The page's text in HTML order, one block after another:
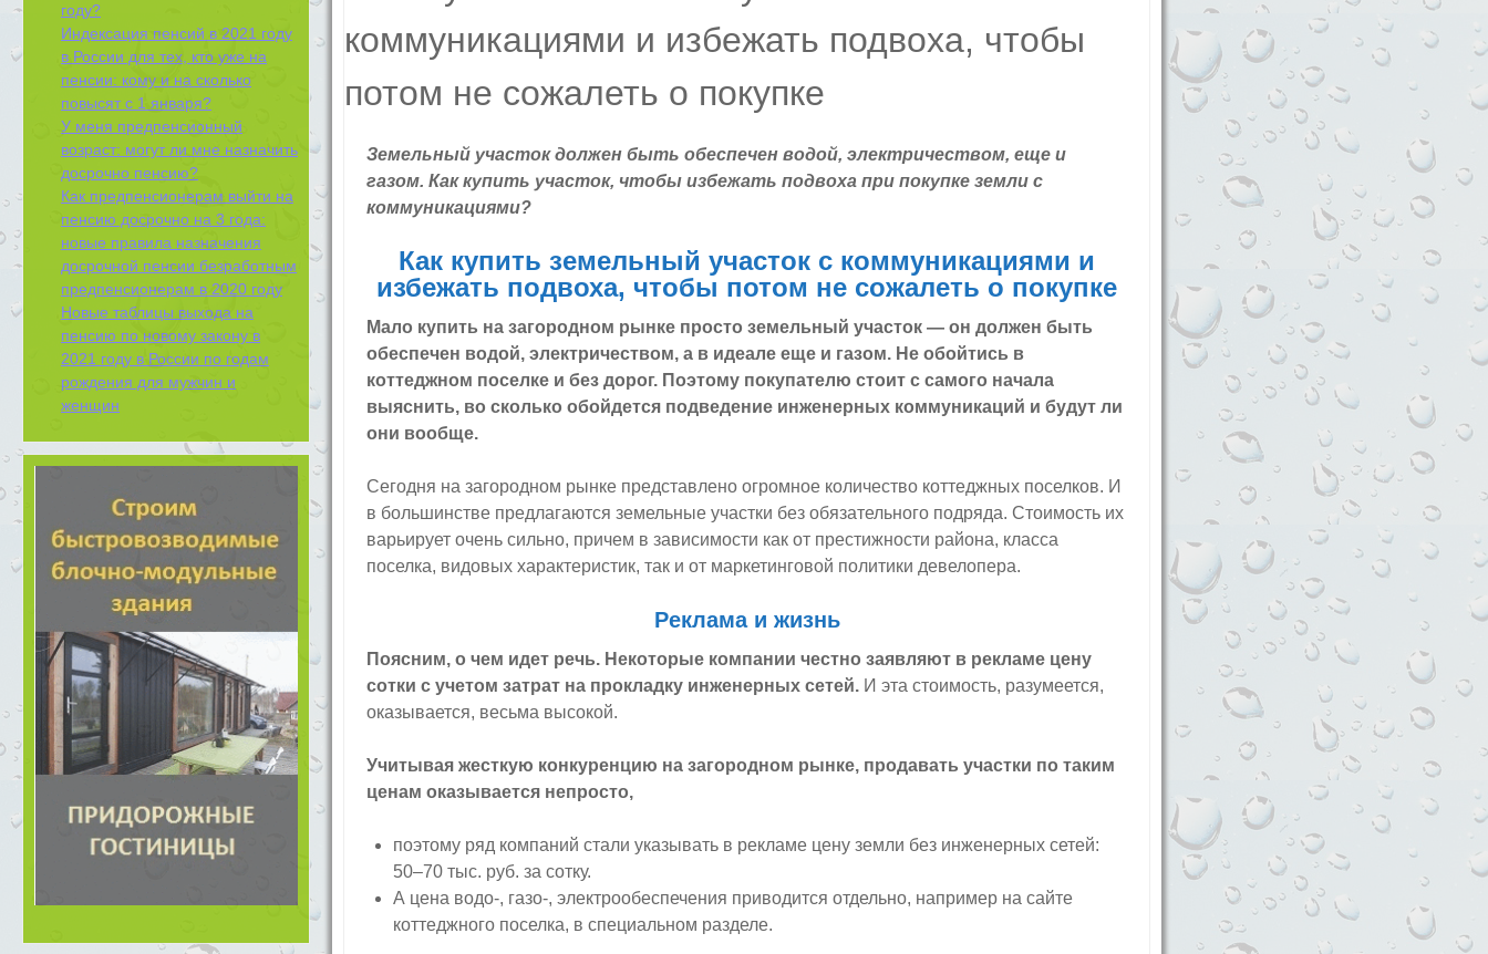
году?
Индексация пенсий в 2021 году
в России для тех, кто уже на
пенсии: кому и на сколько
повысят с 1 января?
У меня предпенсионный
возраст: могут ли мне назначить
досрочно пенсию?
Как предпенсионерам выйти на
пенсию досрочно на 3 года:
новые правила назначения
досрочной пенсии безработным
предпенсионерам в 2020 году
Новые таблицы выхода на
пенсию по новому закону в
2021 году в России по годам
рождения для мужчин и
женщин
Земельный участок должен быть обеспечен водой, электричеством, еще и
газом. Как купить участок, чтобы избежать подвоха при покупке земли с
коммуникациями?
Как купить земельный участок с коммуникациями и
избежать подвоха, чтобы потом не сожалеть о покупке
Мало купить на загородном рынке просто земельный участок — он должен быть
обеспечен водой, электричеством, а в идеале еще и газом. Не обойтись в
коттеджном поселке и без дорог. Поэтому покупателю стоит с самого начала
выяснить, во сколько обойдется подведение инженерных коммуникаций и будут ли
они вообще.
Сегодня на загородном рынке представлено огромное количество коттеджных поселков. И
в большинстве предлагаются земельные участки без обязательного подряда. Стоимость их
варьирует очень сильно, причем в зависимости как от престижности района, класса
поселка, видовых характеристик, так и от маркетинговой политики девелопера.
Реклама и жизнь
Поясним, о чем идет речь. Некоторые компании честно заявляют в рекламе цену
сотки с учетом затрат на прокладку инженерных сетей. И эта стоимость, разумеется,
оказывается, весьма высокой.
Учитывая жесткую конкуренцию на загородном рынке, продавать участки по таким
ценам оказывается непросто,
поэтому ряд компаний стали указывать в рекламе цену земли без инженерных сетей:
50–70 тыс. руб. за сотку.
А цена водо-, газо-, электрообеспечения приводится отдельно, например на сайте
коттеджного поселка, в специальном разделе.